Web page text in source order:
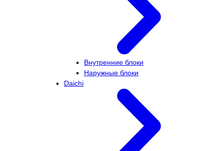
Внутренние блоки
Наружные блоки
Daichi